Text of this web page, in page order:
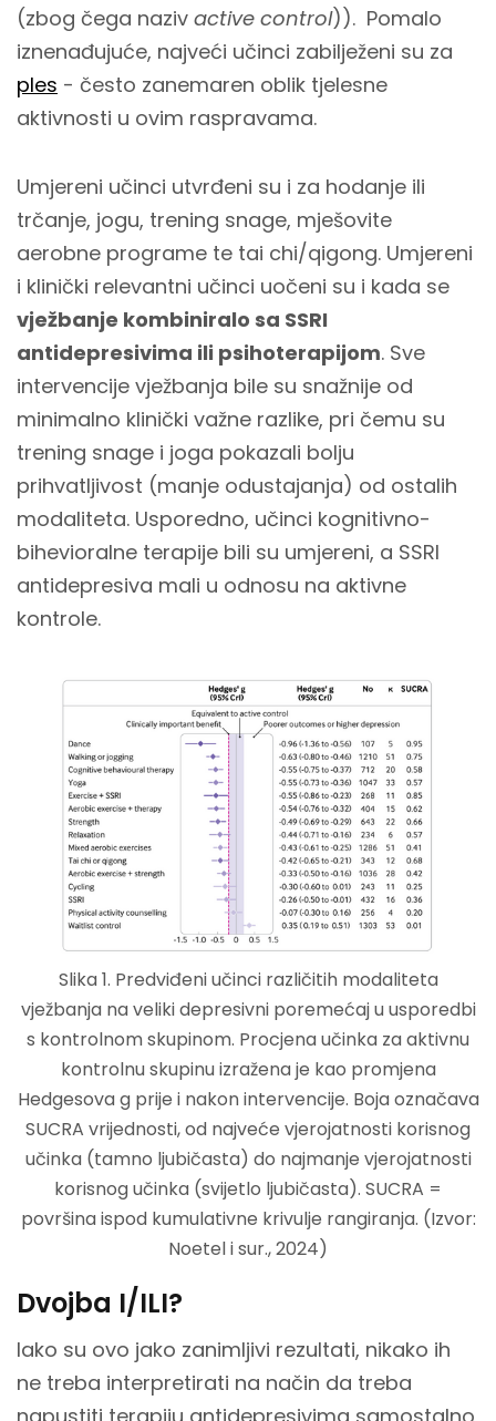
(zbog čega naziv active control)). Pomalo
iznenađujuće, najveći učinci zabilježeni su za
ples - često zanemaren oblik tjelesne
aktivnosti u ovim raspravama.
Umjereni učinci utvrđeni su i za hodanje ili
trčanje, jogu, trening snage, mješovite
aerobne programe te tai chi/qigong. Umjereni
i klinički relevantni učinci uočeni su i kada se
vježbanje kombiniralo sa SSRI
antidepresivima ili psihoterapijom. Sve
intervencije vježbanja bile su snažnije od
minimalno klinički važne razlike, pri čemu su
trening snage i joga pokazali bolju
prihvatljivost (manje odustajanja) od ostalih
modaliteta. Usporedno, učinci kognitivno-
bihevioralne terapije bili su umjereni, a SSRI
antidepresiva mali u odnosu na aktivne
kontrole.
Slika 1. Predviđeni učinci različitih modaliteta
vježbanja na veliki depresivni poremećaj u usporedbi
s kontrolnom skupinom. Procjena učinka za aktivnu
kontrolnu skupinu izražena je kao promjena
Hedgesova g prije i nakon intervencije. Boja označava
SUCRA vrijednosti, od najveće vjerojatnosti korisnog
učinka (tamno ljubičasta) do najmanje vjerojatnosti
korisnog učinka (svijetlo ljubičasta). SUCRA =
površina ispod kumulativne krivulje rangiranja. (Izvor:
Noetel i sur., 2024)
Dvojba I/ILI?
Iako su ovo jako zanimljivi rezultati, nikako ih
ne treba interpretirati na način da treba